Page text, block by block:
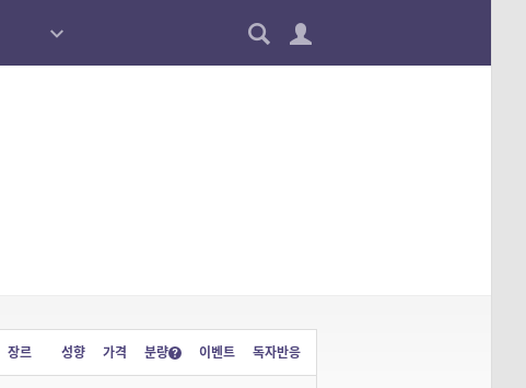
장르 성향 가격 분량 이벤트 독자반응